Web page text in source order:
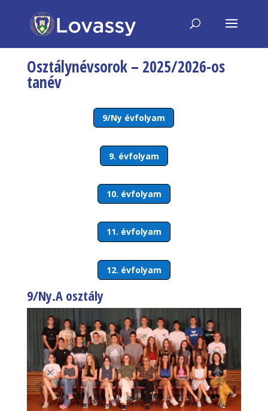
Osztálynévsorok – 2025/2026-os
tanév
9/Ny évfolyam
9. évfolyam
10. évfolyam
11. évfolyam
12. évfolyam
9/Ny.A osztály